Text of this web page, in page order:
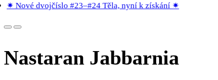
✷ Nové dvojčíslo #23–#24 Těla, nyní k získání ✷
Nastaran Jabbarnia